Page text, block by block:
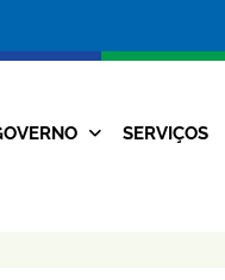
Navegação
SERVIÇOS